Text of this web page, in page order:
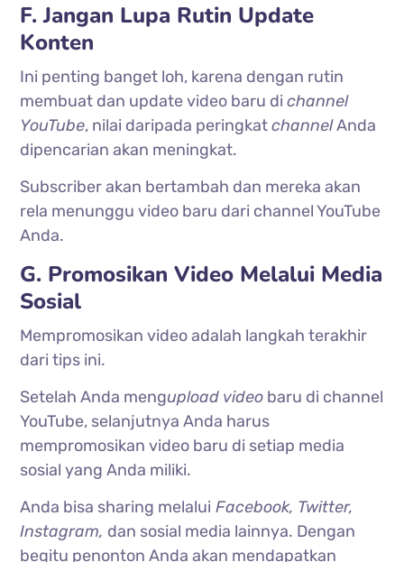
F. Jangan Lupa Rutin Update
Konten
Ini penting banget loh, karena dengan rutin
membuat dan update video baru dichannel
YouTube, nilai daripada peringkatchannelAnda
dipencarian akan meningkat.
Subscriber akan bertambah dan mereka akan
rela menunggu video baru dari channel YouTube
Anda.
G. Promosikan Video Melalui Media
Sosial
Mempromosikan video adalah langkah terakhir
dari tips ini.
Setelah Anda mengupload video baru di channel
YouTube, selanjutnya Anda harus
mempromosikan video baru di setiap media
sosial yang Anda miliki.
Anda bisa sharing melalui Facebook, Twitter,
Instagram, dan sosial media lainnya. Dengan
begitu penonton Anda akan mendapatkan